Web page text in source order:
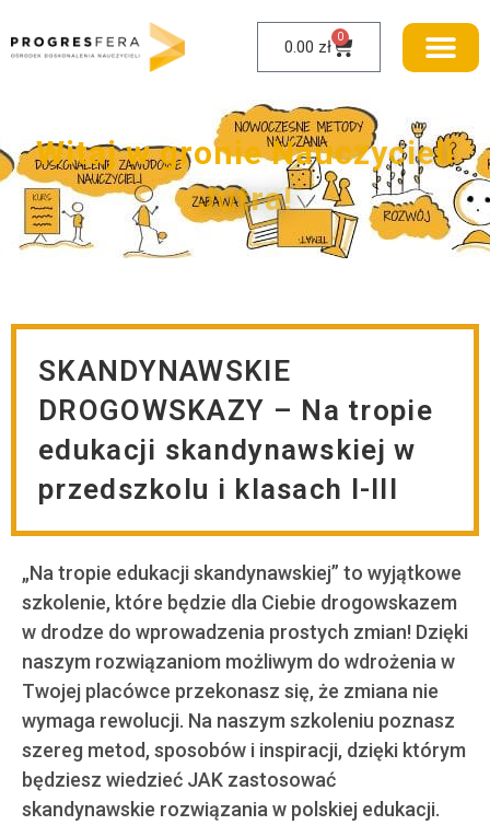
0.00 zł 0
Witaj w gronie Nauczycieli
Jutra!
SKANDYNAWSKIE
DROGOWSKAZY – Na tropie
edukacji skandynawskiej w
przedszkolu i klasach I-III
„Na tropie edukacji skandynawskiej” to wyjątkowe
szkolenie, które będzie dla Ciebie drogowskazem
w drodze do wprowadzenia prostych zmian! Dzięki
naszym rozwiązaniom możliwym do wdrożenia w
Twojej placówce przekonasz się, że zmiana nie
wymaga rewolucji. Na naszym szkoleniu poznasz
szereg metod, sposobów i inspiracji, dzięki którym
będziesz wiedzieć JAK zastosować
skandynawskie rozwiązania w polskiej edukacji.